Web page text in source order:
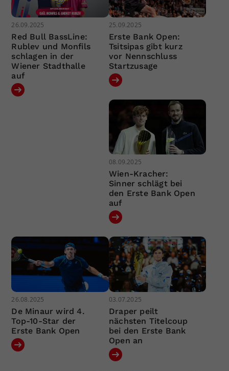
26.09.2025
Red Bull BassLine:
Rublev und Monfils
schlagen in der
Wiener Stadthalle
auf
25.09.2025
Erste Bank Open:
Tsitsipas gibt kurz
vor Nennschluss
Startzusage
08.09.2025
Wien-Kracher:
Sinner schlägt bei
den Erste Bank Open
auf
26.08.2025
De Minaur wird 4.
Top-10-Star der
Erste Bank Open
03.07.2025
Draper peilt
nächsten Titelcoup
bei den Erste Bank
Open an